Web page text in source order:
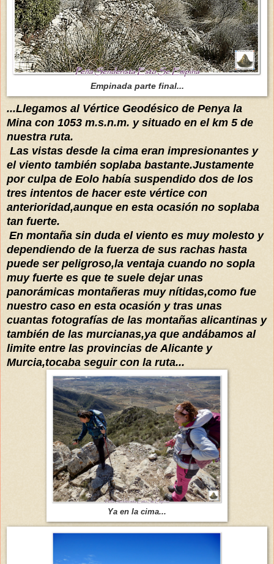
Empinada parte final...
...Llegamos al Vértice Geodésico de Penya la
Mina con 1053 m.s.n.m. y situado en el km 5 de
nuestra ruta.
Las vistas desde la cima eran impresionantes y
el viento también soplaba bastante.Justamente
por culpa de Eolo había suspendido dos de los
tres intentos de hacer este vértice con
anterioridad,aunque en esta ocasión no soplaba
tan fuerte.
En montaña sin duda el viento es muy molesto y
dependiendo de la fuerza de sus rachas hasta
puede ser peligroso,la ventaja cuando no sopla
muy fuerte es que te suele dejar unas
panorámicas montañeras muy nítidas,como fue
nuestro caso en esta ocasión y tras unas
cuantas fotografías de las montañas alicantinas y
también de las murcianas,ya que andábamos al
limite entre las provincias de Alicante y
Murcia,tocaba seguir con la ruta...
Ya en la cima...